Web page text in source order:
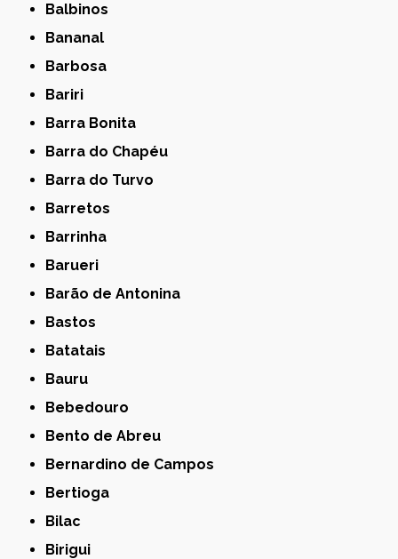
Balbinos
Bananal
Barbosa
Bariri
Barra Bonita
Barra do Chapéu
Barra do Turvo
Barretos
Barrinha
Barueri
Barão de Antonina
Bastos
Batatais
Bauru
Bebedouro
Bento de Abreu
Bernardino de Campos
Bertioga
Bilac
Birigui